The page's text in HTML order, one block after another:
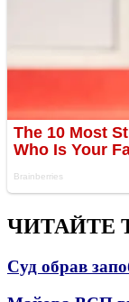
ЧИТАЙТЕ
Суд обрав